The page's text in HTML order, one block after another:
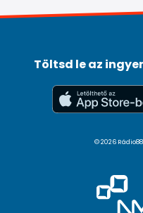
Töltsd le az
© 2026